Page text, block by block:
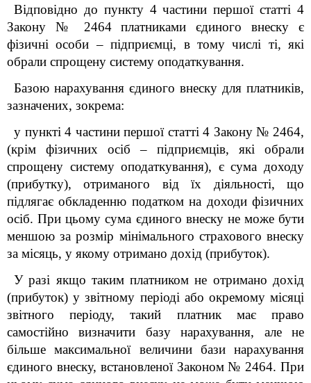
Відповідно до пункту 4 частини першої статті 4
Закону № 2464 платниками єдиного внеску є
фізичні особи – підприємці, в тому числі ті, які
обрали спрощену систему оподаткування.
Базою нарахування єдиного внеску для платників,
зазначених, зокрема:
у пункті 4 частини першої статті 4 Закону № 2464,
(крім фізичних осіб – підприємців, які обрали
спрощену систему оподаткування), є сума доходу
(прибутку), отриманого від їх діяльності, що
підлягає обкладенню податком на доходи фізичних
осіб. При цьому сума єдиного внеску не може бути
меншою за розмір мінімального страхового внеску
за місяць, у якому отримано дохід (прибуток).
У разі якщо таким платником не отримано дохід
(прибуток) у звітному періоді або окремому місяці
звітного періоду, такий платник має право
самостійно визначити базу нарахування, але не
більше максимальної величини бази нарахування
єдиного внеску, встановленої Законом № 2464. При